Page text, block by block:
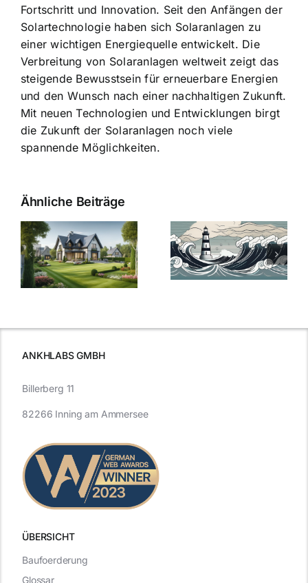
Fortschritt und Innovation. Seit den Anfängen der
Solartechnologie haben sich Solaranlagen zu
einer wichtigen Energiequelle entwickelt. Die
Verbreitung von Solaranlagen weltweit zeigt das
steigende Bewusstsein für erneuerbare Energien
und den Wunsch nach einer nachhaltigen Zukunft.
Mit neuen Technologien und Entwicklungen birgt
die Zukunft der Solaranlagen noch viele
spannende Möglichkeiten.
Ähnliche Beiträge
Bauzinsen im
Sturm: Die
aktuelle
Entwicklung
Die Evolution
der
Bauzinsen: Ein
Blick in die
ANKHLABS GMBH
ÜBERSICHT
Billerberg 11
82266 Inning am Ammersee
Baufoerderung
Glossar